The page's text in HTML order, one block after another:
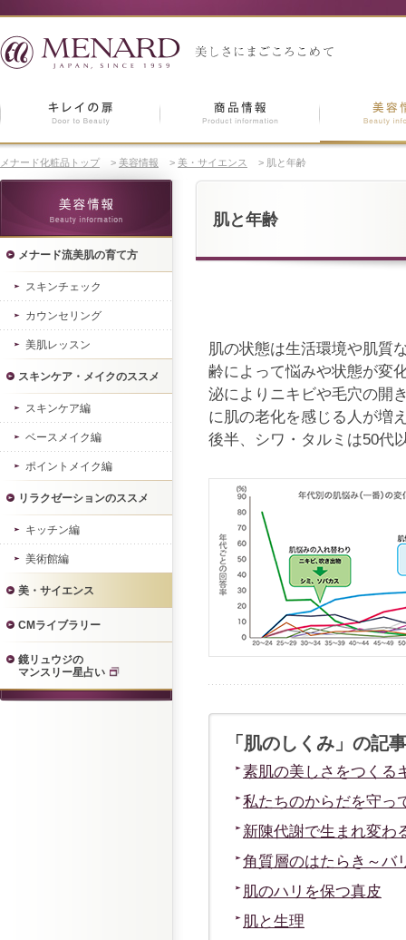
メナード化粧品トップ > 美容情報 > 美・サイエンス > 肌と年齢
肌と年齢
肌の状態は生活環境や肌質
齢によって悩みや状態が変
泌によりニキビや毛穴の開
に肌の老化を感じる人が増
後半、シワ・タルミは50代
「肌のしくみ」の記
素肌の美しさをつくる
私たちのからだを守っ
新陳代謝で生まれ変わ
角質層のはたらき～バ
肌のハリを保つ真皮
肌と生理
メナード流美肌の育て方
スキンチェック
カウンセリング
美肌レッスン
スキンケア・メイクのススメ
スキンケア編
ベースメイク編
ポイントメイク編
リラクゼーションのススメ
キッチン編
美術館編
美・サイエンス
CMライブラリー
鏡リュウジの
マンスリー星占い